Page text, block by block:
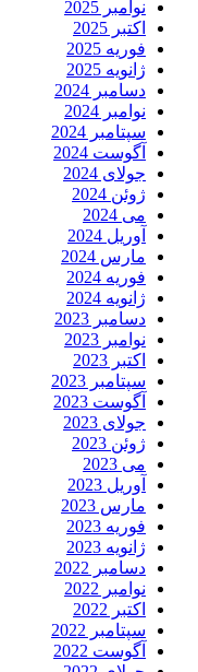
نوامبر 2025
اکتبر 2025
فوریه 2025
ژانویه 2025
دسامبر 2024
نوامبر 2024
سپتامبر 2024
آگوست 2024
جولای 2024
ژوئن 2024
می 2024
آوریل 2024
مارس 2024
فوریه 2024
ژانویه 2024
دسامبر 2023
نوامبر 2023
اکتبر 2023
سپتامبر 2023
آگوست 2023
جولای 2023
ژوئن 2023
می 2023
آوریل 2023
مارس 2023
فوریه 2023
ژانویه 2023
دسامبر 2022
نوامبر 2022
اکتبر 2022
سپتامبر 2022
آگوست 2022